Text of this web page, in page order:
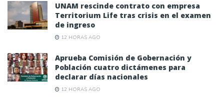
UNAM rescinde contrato con empresa
Territorium Life tras crisis en el examen
de ingreso
12 HORAS AGO
Aprueba Comisión de Gobernación y
Población cuatro dictámenes para
declarar días nacionales
12 HORAS AGO